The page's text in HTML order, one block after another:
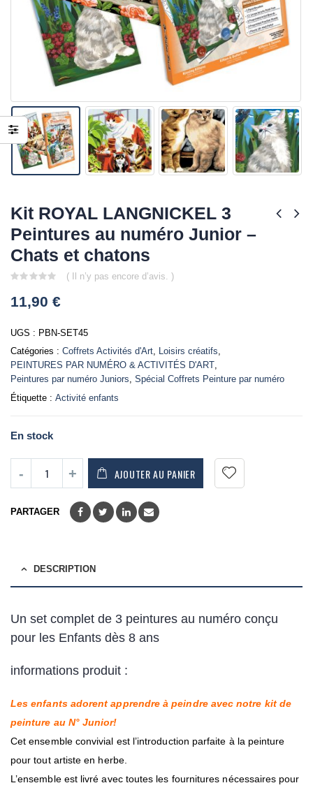
Kit ROYAL LANGNICKEL 3
Peintures au numéro Junior –
Chats et chatons
out
of
( Il n’y pas encore d’avis. )
11,90 €
UGS : PBN-SET45
Catégories : Coffrets Activités d'Art, Loisirs créatifs,
PEINTURES PAR NUMÉRO & ACTIVITÉS D'ART,
Peintures par numéro Juniors, Spécial Coffrets Peinture par numéro
Étiquette : Activité enfants
En stock
AJOUTER AU PANIER
PARTAGER
DESCRIPTION
Un set complet de 3 peintures au numéro conçu
pour les Enfants dès 8 ans
informations produit :
Les enfants adorent apprendre à peindre avec notre kit de
peinture au N° Junior!
Cet ensemble convivial est l’introduction parfaite à la peinture
pour tout artiste en herbe.
L’ensemble est livré avec toutes les fournitures nécessaires pour